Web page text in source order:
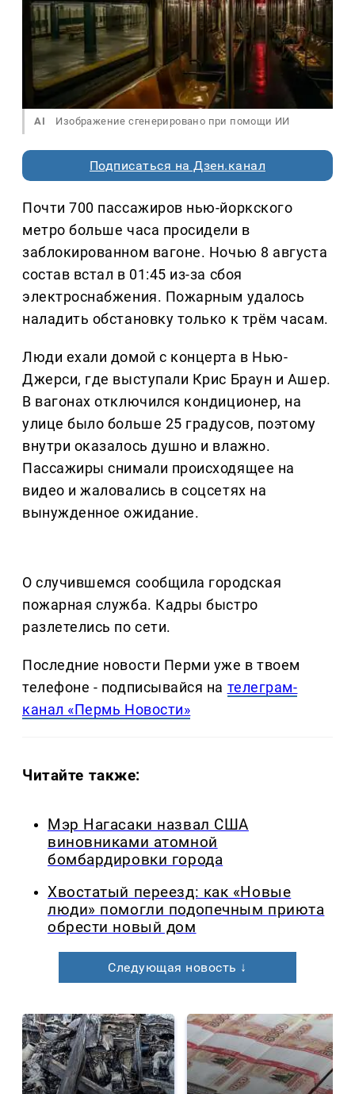
AI Изображение сгенерировано при помощи ИИ
Подписаться на Дзен.канал
Почти 700 пассажиров нью-йоркского
метро больше часа просидели в
заблокированном вагоне. Ночью 8 августа
состав встал в 01:45 из-за сбоя
электроснабжения. Пожарным удалось
наладить обстановку только к трём часам.
Люди ехали домой с концерта в Нью-
Джерси, где выступали Крис Браун и Ашер.
В вагонах отключился кондиционер, на
улице было больше 25 градусов, поэтому
внутри оказалось душно и влажно.
Пассажиры снимали происходящее на
видео и жаловались в соцсетях на
вынужденное ожидание.
О случившемся сообщила городская
пожарная служба. Кадры быстро
разлетелись по сети.
Последние новости Перми уже в твоем
телефоне - подписывайся на телеграм-
канал «Пермь Новости»
Читайте также:
Мэр Нагасаки назвал США
виновниками атомной
бомбардировки города
Хвостатый переезд: как «Новые
люди» помогли подопечным приюта
обрести новый дом
Следующая новость ↓